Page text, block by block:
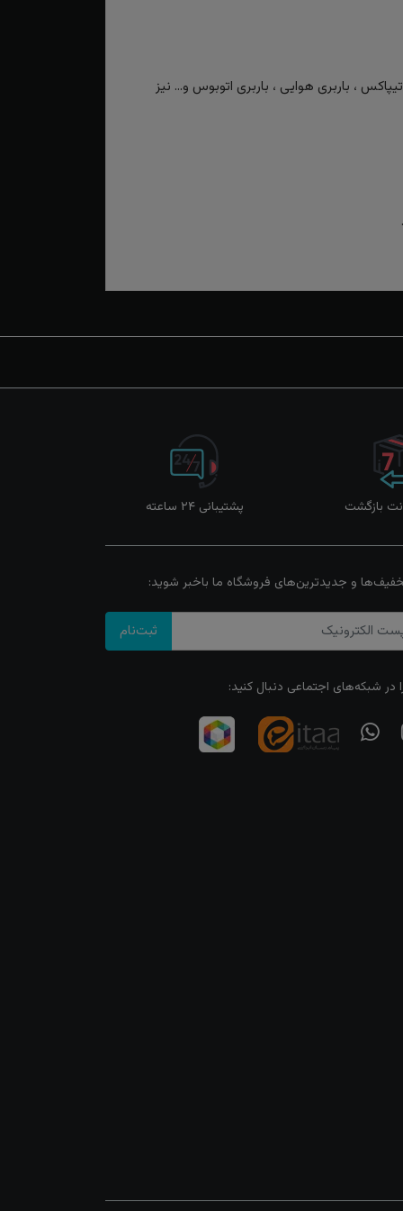
، باربری هوایی ، باربری اتوبوس و... نیز
پشتیبانی ۲۴ ساعته
و جدیدترین‌های فروشگاه ما باخبر شوید:
ثبت‌نام
در شبکه‌های اجتماعی دنبال کنید: